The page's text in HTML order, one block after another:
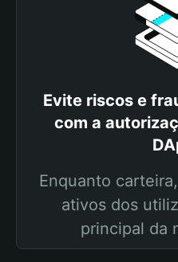
Evite riscos e
com a
Enquanto
ativos dos
principal da